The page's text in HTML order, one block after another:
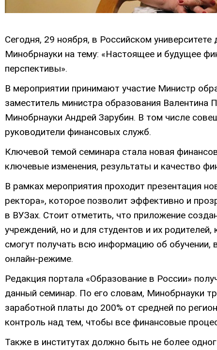
Сегодня, 29 ноября, в Российском
Минобрнауки на тему: «Настоящее и будущее
перспективы».
В мероприятии принимают участие Министр
заместитель министра образования
Минобрнауки Андрей Зарубин. В том числе
руководители финансовых служб.
Ключевой темой семинара стала новая
ключевые изменения, результаты и качество
В рамках мероприятия проходит презентация
ректора», которое позволит эффективно и
в ВУЗах. Стоит отметить, что приложение
учреждений, но и для студентов и их
смогут получать всю информацию об обучении,
онлайн-режиме.
Редакция портала «Образование в России»
данный семинар. По его словам, Минобрнауки
заработной платы до 200% от средней по
контроль над тем, чтобы все финансовые
Также в институтах должно быть не более